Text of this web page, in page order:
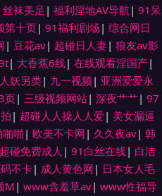
丝袜美足 | 福利淫地AV导航| 91呆
第十页| 91福利剧场 | 综合网日
| 豆花av| 超碰日人妻| 狼友av影
| 大香蕉6线| 在线观看淫国产|
妖另类| 九一视频 | 亚洲爱爱永
页| 三级视频网站| 深夜艹艹| 97
| 超碰人人操人人爱| 美女漏逼
啪| 欧美不卡网 | 久久夜av| 韩
超碰免费成人 | 91白丝在线| 白洁
不卡| 成人黄色网 | 日本女人毛
M | www含羞草av| www性福导